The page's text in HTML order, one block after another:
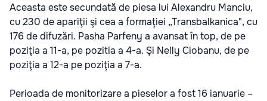
Aceasta este secundată de piesa lui Alexandru Manciu,
cu 230 de apariţii şi cea a formaţiei „Transbalkanica", cu
176 de difuzări. Pasha Parfeny a avansat în top, de pe
poziţia a 11-a, pe pozitia a 4-a. Şi Nelly Ciobanu, de pe
poziţia a 12-a pe poziţia a 7-a.
Perioada de monitorizare a pieselor a fost 16 ianuarie –